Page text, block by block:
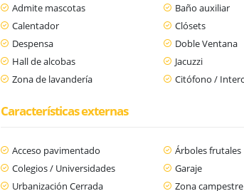
Admite mascotas Baño auxiliar
Calentador
Clósets
Despensa
Doble Ventana
Hall de alcobas
Jacuzzi
Zona de lavandería
Citófono /
Características externas
Acceso pavimentado Árboles frutales
Colegios / Universidades
Garaje
Urbanización Cerrada
Zona campestre